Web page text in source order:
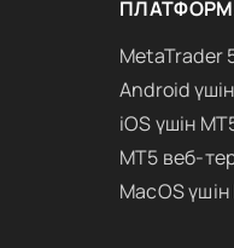
MetaTrader
Android
iOS үшін
MT5 веб-
MacOS